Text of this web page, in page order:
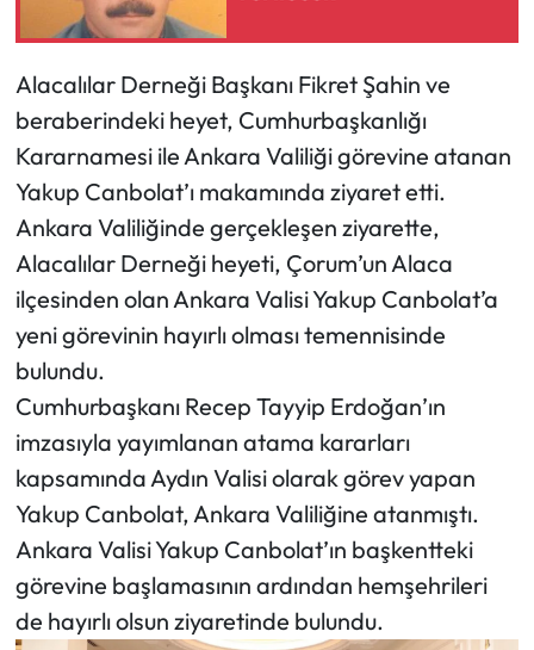
Alacalılar Derneği Başkanı Fikret Şahin ve
beraberindeki heyet, Cumhurbaşkanlığı
Kararnamesi ile Ankara Valiliği görevine atanan
Yakup Canbolat’ı makamında ziyaret etti.
Ankara Valiliğinde gerçekleşen ziyarette,
Alacalılar Derneği heyeti, Çorum’un Alaca
ilçesinden olan Ankara Valisi Yakup Canbolat’a
yeni görevinin hayırlı olması temennisinde
bulundu.
Cumhurbaşkanı Recep Tayyip Erdoğan’ın
imzasıyla yayımlanan atama kararları
kapsamında Aydın Valisi olarak görev yapan
Yakup Canbolat, Ankara Valiliğine atanmıştı.
Ankara Valisi Yakup Canbolat’ın başkentteki
görevine başlamasının ardından hemşehrileri
de hayırlı olsun ziyaretinde bulundu.
Oğuzlar Haberleri
Ortaköy Haberleri
Osmancık Haberleri
Otomotiv
Resmi İlan
Resmi Reklam
Sağlık
Siyaset
Spor